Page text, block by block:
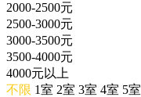
2000-2500元
2500-3000元
3000-3500元
3500-4000元
4000元以上
不限 1室 2室 3室 4室 5室